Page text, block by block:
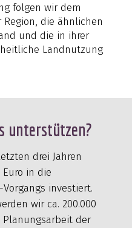
folgen wir dem
Region, die ähnlichen
und die in ihrer
Landnutzung
unterstützen?
drei Jahren
in die
investiert.
wir ca. 200.000
der